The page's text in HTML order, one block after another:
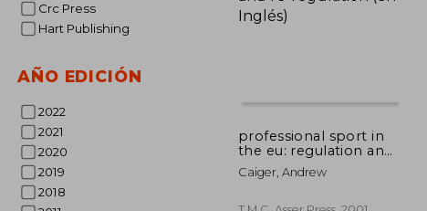
Crc Press
Hart Publishing
AÑO EDICIÓN
2022
2021
2020
2019
2018
45%
professional sport in
the eu: regulation and
re-regulation (en
Inglés)
Caiger, Andrew